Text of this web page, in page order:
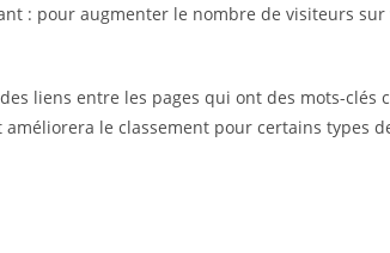
: pour augmenter le nombre de visiteurs
liens entre les pages qui ont des mots-
le classement pour certains types